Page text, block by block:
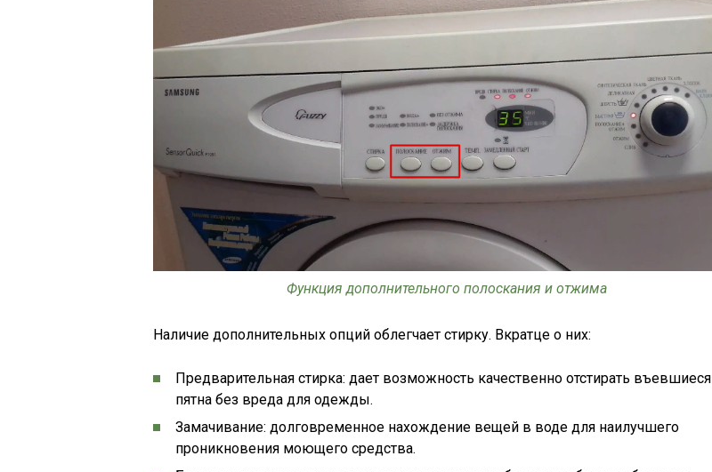
Функция дополнительного полоскания и отжима
Наличие дополнительных опций облегчает стирку. Вкратце о них:
Предварительная стирка: дает возможность качественно отстирать въевшиеся
пятна без вреда для одежды.
Замачивание: долговременное нахождение вещей в воде для наилучшего
проникновения моющего средства.